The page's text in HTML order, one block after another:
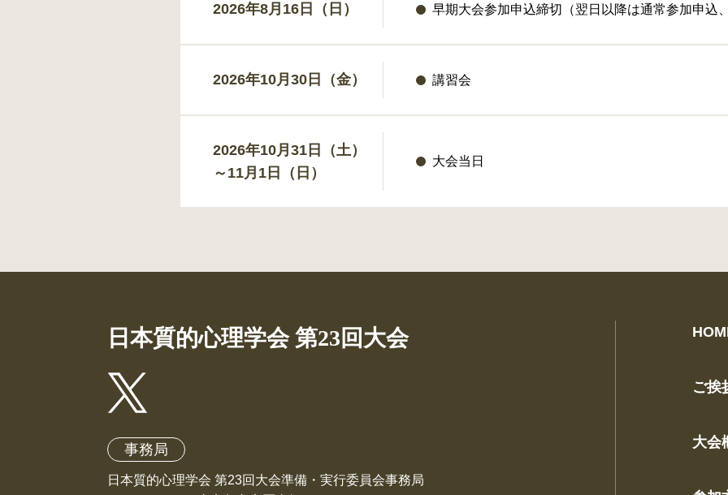
2026年8月16日（日） 早期大会参加申込締切（翌日以降は通常参加申込
2026年10月30日（金） 講習会
2026年10月31日（土）
～11月1日（日）
大会当日
日本質的心理学会 第23回大会
事務局
日本質的心理学会 第23回大会準備・実行委員会事務局
ご挨
大会